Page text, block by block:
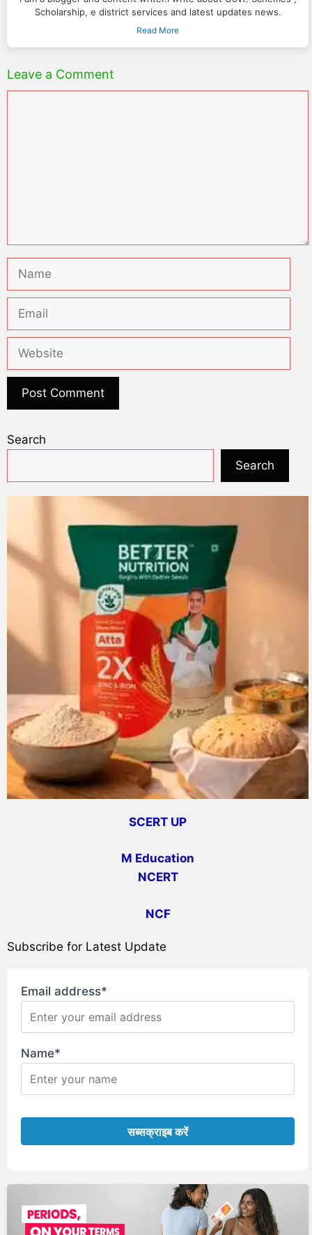
Scholarship, e district services and latest updates news.
Read More
Leave a Comment
Search
Search
SCERT UP
M Education
NCERT
NCF
Subscribe for Latest Update
Email address*
Name*